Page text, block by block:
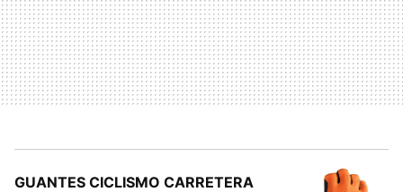
GUANTES CICLISMO CARRETERA